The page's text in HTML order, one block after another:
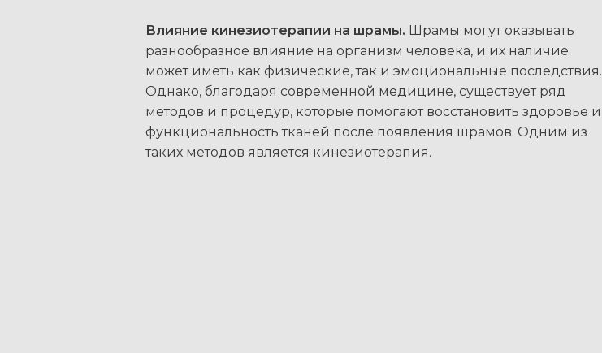
Влияние кинезиотерапии на шрамы. Шрамы могут оказывать
разнообразное влияние на организм человека, и их наличие
может иметь как физические, так и эмоциональные последствия.
Однако, благодаря современной медицине, существует ряд
методов и процедур, которые помогают восстановить здоровье и
функциональность тканей после появления шрамов. Одним из
таких методов является кинезиотерапия.